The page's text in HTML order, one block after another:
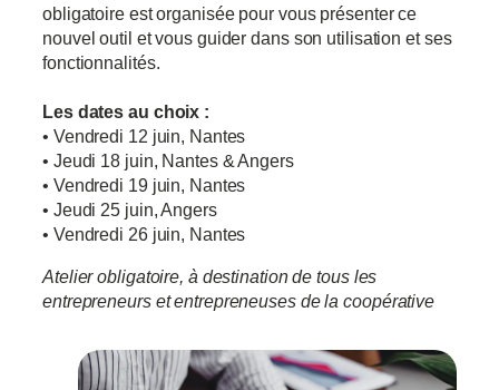
obligatoire est organisée pour vous présenter ce
nouvel outil et vous guider dans son utilisation et ses
fonctionnalités.
Les dates au choix :
• Vendredi 12 juin, Nantes
• Jeudi 18 juin, Nantes & Angers
• Vendredi 19 juin, Nantes
• Jeudi 25 juin, Angers
• Vendredi 26 juin, Nantes
Atelier obligatoire, à destination de tous les
entrepreneurs et entrepreneuses de la coopérative